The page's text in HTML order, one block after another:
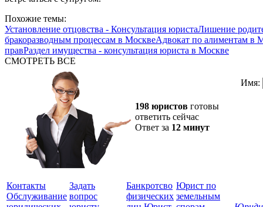
Похожие темы:
Установление отцовства - Консультация юристаЛишение
бракоразводным процессам в МосквеАдвокат по алиментам в
правРаздел имущества - консультация юриста в Москве
СМОТРЕТЬ ВСЕ
198 юристов готовы
ответить сейчас
Ответ за 12 минут
Имя:
Контакты
Обслуживание
Задать
вопрос
Банкротсво
физических
Юрист по
земельным